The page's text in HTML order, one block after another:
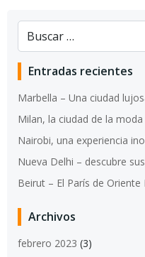
Entradas recientes
Marbella – Una ciudad
Milan, la ciudad de la moda
Nairobi, una experiencia
Nueva Delhi – descubre
Beirut – El París de Oriente
Archivos
febrero 2023 (3)